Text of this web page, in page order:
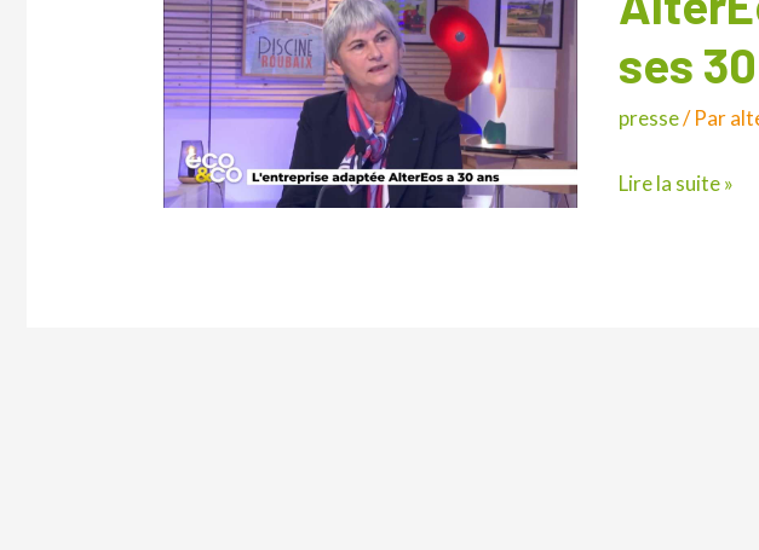
ses
presse/ Par
:
fête
ans
Lire la suite »